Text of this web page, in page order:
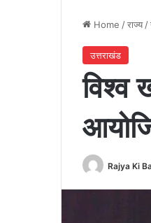
Home /राज्य /
उत्तराखंड
विश्व
Rajya Ki